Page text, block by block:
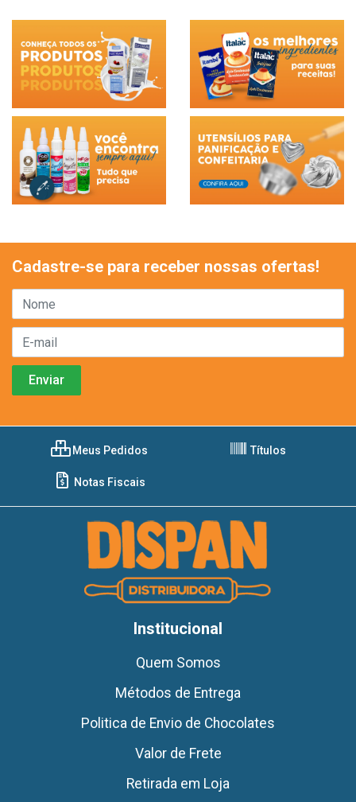
Cadastre-se para receber nossas ofertas!
Meus Pedidos Títulos
Notas Fiscais
Institucional
Quem Somos
Métodos de Entrega
Politica de Envio de Chocolates
Valor de Frete
Retirada em Loja